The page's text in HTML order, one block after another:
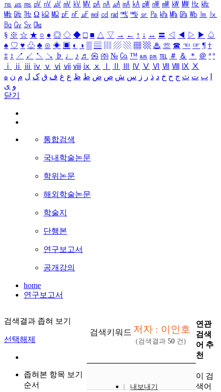
㎱ ㎲ ㎳ ㎴ ㎵ ㎶ ㎷ ㎸ ㎹ ㎀ ㎁ ㎂ ㎃ ㎄ ㎺ ㎻ ㎽ ㎾ ㎿ ㎐ ㎑
㎒ ㎓ ㎔ Ω ㏀ ㏁ ㎊ ㎋ ㎌ ㏖ ㏅ ㎭ ㎮ ㎯ ㏛ ㎩ ㎪ ㎫ ㎬ ㏝ ㏐
㏓
㏃ ㏉ ㏜ ㏆
§ ※ ☆ ★ ○ ● ◎ ◇ ◆ □ ■ △ ▽ → ← ↑ ↓ ↔ 〓 ◁ ◀ ▷ ▶ ♤
♠ ♡ ♥ ♧ ♣ ⊙ ◈ ▣ ◐ ◑ ▒ ▤ ▨ ▧ ▦ ▩ ♨ ☏ ☎ ☜ ☞ ¶ †
‡ ↕ ↗ ↙ ↖ ↘ ♭ ♩ ♪ ♬ ㉿ ㈜ № ㏇ ™ ㏂ ㏘ ℡ ＃ ＆ ＊ ＠ ª º
ⅰ
ⅱ ⅲ ⅳ ⅴ ⅵ ⅶ ⅷ ⅸ ⅹ Ⅳ Ⅴ Ⅵ Ⅶ Ⅷ Ⅸ Ⅹ
ب ت ث ج ح خ د ذ ر ز س ش ص ض ط ظ ع غ ف ق ک ل م ن ه
و ی
닫기
통합검색
국내학술논문
학위논문
해외학술논문
학술지
단행본
연구보고서
공개강의
home
연구보고서
검색결과 좁혀 보기
선택해제
좁혀본 항목 보기
순서
검색키워드 저자 : 이인호
(검색결과 50 건)
내보내기
연관
검색
어 추
천
이 검
색어